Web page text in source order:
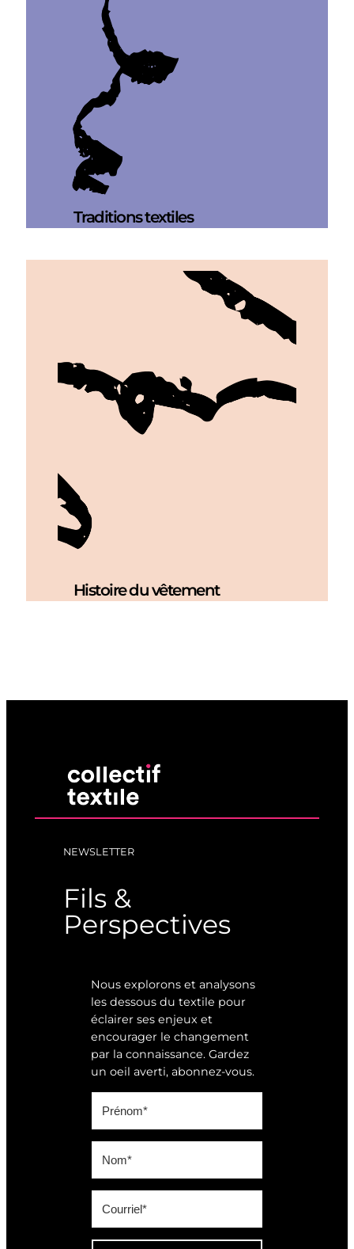
Traditions textiles
Histoire du vêtement
NEWSLETTER
Fils &
Perspectives
Nous explorons et analysons
les dessous du textile pour
éclairer ses enjeux et
encourager le changement
par la connaissance. Gardez
un oeil averti, abonnez-vous.